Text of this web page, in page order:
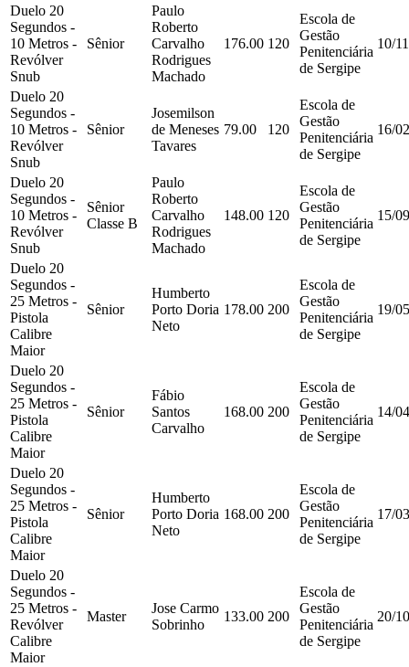
Duelo 20
Segundos -
10 Metros -
Revólver
Snub
Sênior
Paulo
Roberto
Carvalho
Rodrigues
Machado
176.00 120
Escola de
Gestão
Penitenciária
de Sergipe
10/
Duelo 20
Segundos -
10 Metros -
Revólver
Snub
Sênior
Josemilson
de Meneses
Tavares
79.00 120
Escola de
Gestão
Penitenciária
de Sergipe
16/
Duelo 20
Segundos -
10 Metros -
Revólver
Snub
Sênior
Classe B
Paulo
Roberto
Carvalho
Rodrigues
Machado
148.00 120
Escola de
Gestão
Penitenciária
de Sergipe
15/
Duelo 20
Segundos -
25 Metros -
Pistola
Calibre
Maior
Sênior
Humberto
Porto Doria
Neto
178.00 200
Escola de
Gestão
Penitenciária
de Sergipe
19/
Duelo 20
Segundos -
25 Metros -
Pistola
Calibre
Maior
Sênior
Fábio
Santos
Carvalho
168.00 200
Escola de
Gestão
Penitenciária
de Sergipe
14/
Duelo 20
Segundos -
25 Metros -
Pistola
Calibre
Maior
Sênior
Humberto
Porto Doria
Neto
168.00 200
Escola de
Gestão
Penitenciária
de Sergipe
17/
Duelo 20
Segundos -
25 Metros -
Revólver
Calibre
Maior
Master
Jose Carmo
Sobrinho
133.00 200
Escola de
Gestão
Penitenciária
de Sergipe
20/